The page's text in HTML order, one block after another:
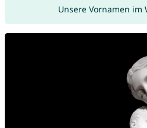
Unsere Vornamen im